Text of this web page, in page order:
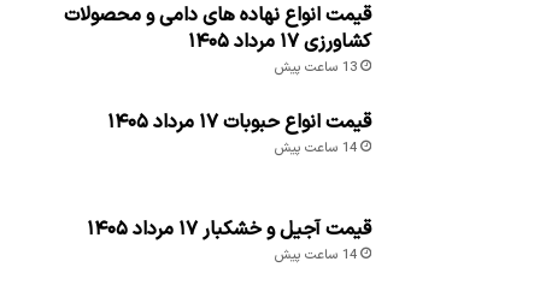
قیمت انواع نهاده های دامی و محصولات
کشاورزی ۱۷ مرداد ۱۴۰۵
13 ساعت پیش
قیمت انواع حبوبات ۱۷ مرداد ۱۴۰۵
14 ساعت پیش
قیمت آجیل و خشکبار ۱۷ مرداد ۱۴۰۵
14 ساعت پیش